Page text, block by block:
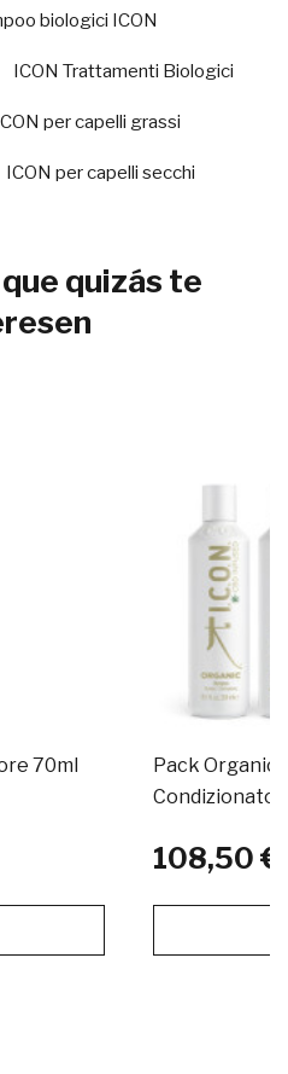
biologici ICON
ICON Trattamenti Biologici
per capelli grassi
ICON per capelli secchi
quizás te
70ml
Pack Organic
108,50 €